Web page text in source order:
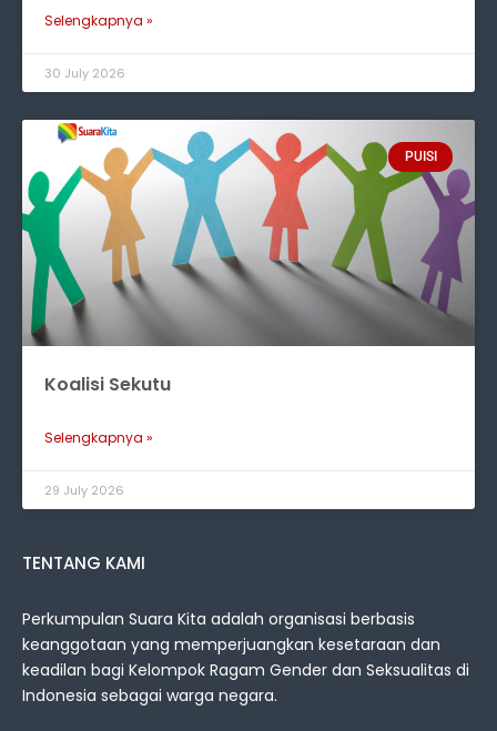
Selengkapnya »
30 July 2026
PUISI
Koalisi Sekutu
Selengkapnya »
29 July 2026
TENTANG KAMI
Perkumpulan Suara Kita adalah organisasi berbasis
keanggotaan yang memperjuangkan kesetaraan dan
keadilan bagi Kelompok Ragam Gender dan Seksualitas di
Indonesia sebagai warga negara.